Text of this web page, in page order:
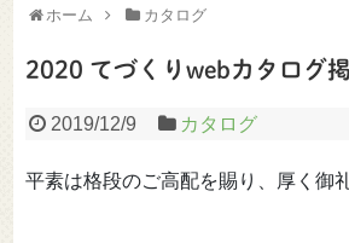
ホーム カタログ
2020 てづくりwebカタログ
2019/12/9 カタログ
平素は格段のご高配を賜り、厚く御